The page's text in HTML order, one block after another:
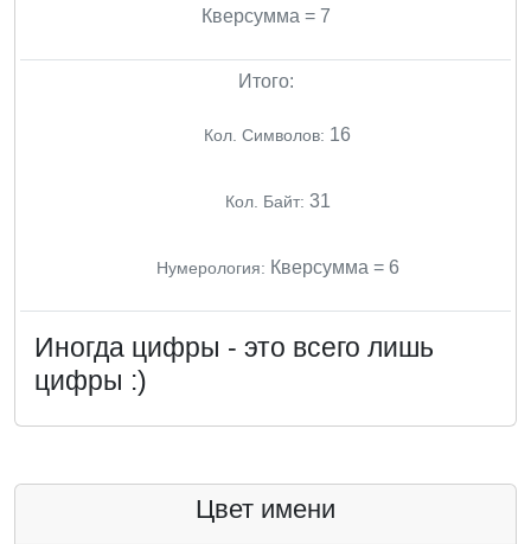
Кверсумма = 7
Итого:
Кол. Символов: 16
Кол. Байт: 31
Нумерология: Кверсумма = 6
Иногда цифры - это всего лишь
цифры :)
Цвет имени